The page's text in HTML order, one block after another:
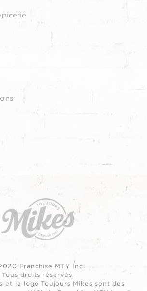
Franchise MTY Inc.
Tous droits réservés.
et le logo Toujours Mikes sont des